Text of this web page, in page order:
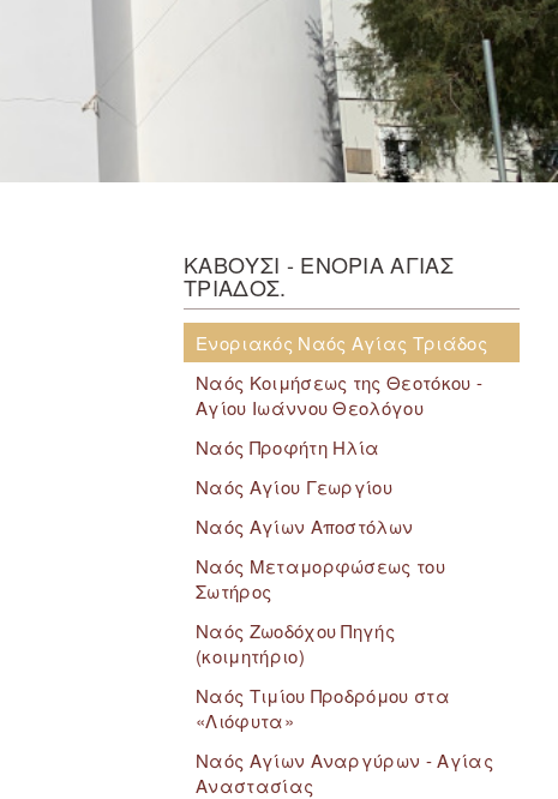
ΚΑΒΟΥΣΙ - ΕΝΟΡΙΑ ΑΓΙΑΣ
ΤΡΙΑΔΟΣ.
Ενοριακός Ναός Αγίας Τριάδος
Ναός Κοιμήσεως της Θεοτόκου -
Αγίου Ιωάννου Θεολόγου
Ναός Προφήτη Ηλία
Ναός Αγίου Γεωργίου
Ναός Αγίων Αποστόλων
Ναός Μεταμορφώσεως του
Σωτήρος
Ναός Ζωοδόχου Πηγής
(κοιμητήριο)
Ναός Τιμίου Προδρόμου στα
«Λιόφυτα»
Ναός Αγίων Αναργύρων - Αγίας
Αναστασίας